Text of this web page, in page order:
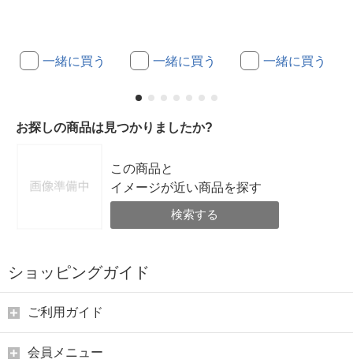
一緒に買う 一緒に買う 一緒に買う
お探しの商品は見つかりましたか?
この商品と
イメージが近い商品を探す
検索する
ショッピングガイド
ご利用ガイド
会員メニュー